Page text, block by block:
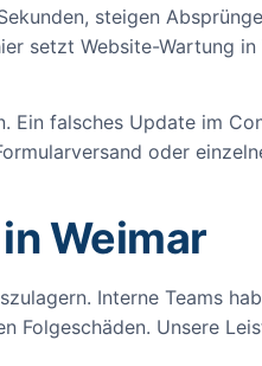
steigen
setzt Website-Wartung
falsches Update im
oder
Weimar
Interne Teams
Folgeschäden. Unsere